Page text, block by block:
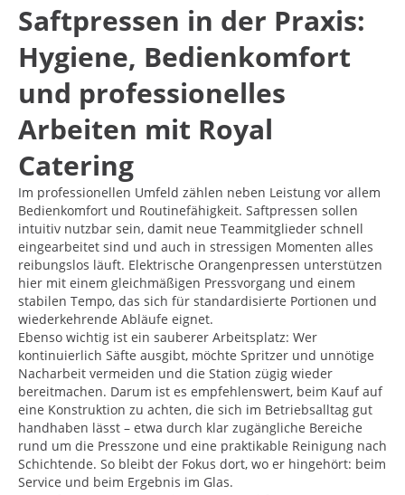
Saftpressen in der Praxis:
Hygiene, Bedienkomfort
und professionelles
Arbeiten mit Royal
Catering
Im professionellen Umfeld zählen neben Leistung vor allem
Bedienkomfort und Routinefähigkeit. Saftpressen sollen
intuitiv nutzbar sein, damit neue Teammitglieder schnell
eingearbeitet sind und auch in stressigen Momenten alles
reibungslos läuft. Elektrische Orangenpressen unterstützen
hier mit einem gleichmäßigen Pressvorgang und einem
stabilen Tempo, das sich für standardisierte Portionen und
wiederkehrende Abläufe eignet.
Ebenso wichtig ist ein sauberer Arbeitsplatz: Wer
kontinuierlich Säfte ausgibt, möchte Spritzer und unnötige
Nacharbeit vermeiden und die Station zügig wieder
bereitmachen. Darum ist es empfehlenswert, beim Kauf auf
eine Konstruktion zu achten, die sich im Betriebsalltag gut
handhaben lässt – etwa durch klar zugängliche Bereiche
rund um die Presszone und eine praktikable Reinigung nach
Schichtende. So bleibt der Fokus dort, wo er hingehört: beim
Service und beim Ergebnis im Glas.